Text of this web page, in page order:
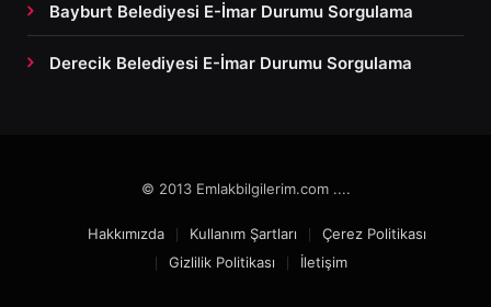
Bayburt Belediyesi E-İmar Durumu Sorgulama
Derecik Belediyesi E-İmar Durumu Sorgulama
© 2013 Emlakbilgilerim.com ....
Hakkımızda Kullanım Şartları
Çerez Politikası
Gizlilik Politikası
İletişim